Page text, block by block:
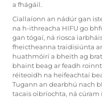
a fhágáil.
Ciallaíonn an nádúr gan
na h-ithreacha HIFU go
gan tógaí, ná riosca
fheictheanna traidisiúnta
huathmóirí a bheith ag
bhaint beag ar feadh
réiteoidh na heifeachtaí
Tugann an dearbhú nach
tacais oibríochta, ná